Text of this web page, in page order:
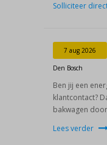
Solliciteer
7 aug 2026
Den Bosch
Ben jij een
klantcontact?
bakwagen
Lees verder